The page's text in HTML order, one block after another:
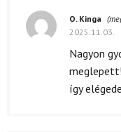
O. Kinga
2025.11.03.
Nagyon
így